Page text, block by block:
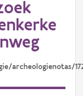
archeologienotas/